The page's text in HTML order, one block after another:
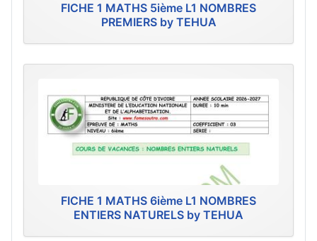
FICHE 1 MATHS 5ième L1 NOMBRES
PREMIERS by TEHUA
FICHE 1 MATHS 6ième L1 NOMBRES
ENTIERS NATURELS by TEHUA